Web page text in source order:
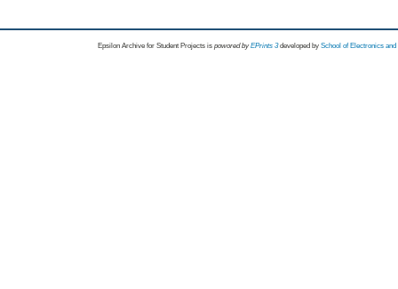
Epsilon Archive for Student Projects is powored byEPrints 3 developed by School of Electronics